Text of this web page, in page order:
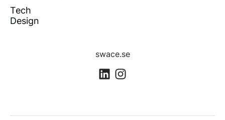
Tech
Design
swace.se